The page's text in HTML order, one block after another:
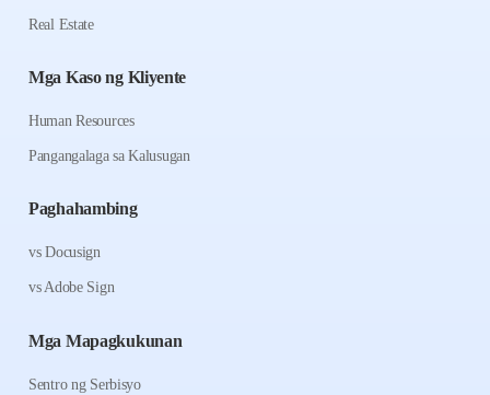
Real Estate
Mga Kaso ng Kliyente
Human Resources
Pangangalaga sa Kalusugan
Paghahambing
vs Docusign
vs Adobe Sign
Mga Mapagkukunan
Sentro ng Serbisyo